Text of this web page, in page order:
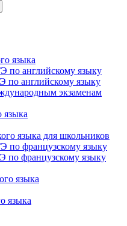
языка
по английскому языку
по английскому языку
экзаменам
языка
языка для школьников
по французскому языку
по французскому языку
языка
языка